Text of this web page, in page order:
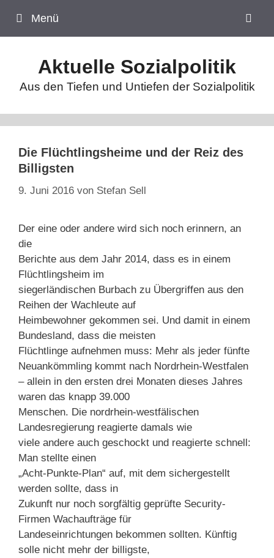
Inhalt
springen
Menü
Aktuelle Sozialpolitik
Aus den Tiefen und Untiefen der Sozialpolitik
Die Flüchtlingsheime und der Reiz des
Billigsten
9. Juni 2016 von Stefan Sell
Der eine oder andere wird sich noch erinnern, an
die
Berichte aus dem Jahr 2014, dass es in einem
Flüchtlingsheim im
siegerländischen Burbach zu Übergriffen aus den
Reihen der Wachleute auf
Heimbewohner gekommen sei. Und damit in einem
Bundesland, dass die meisten
Flüchtlinge aufnehmen muss: Mehr als jeder fünfte
Neuankömmling kommt nach Nordrhein-Westfalen
– allein in den ersten drei Monaten dieses Jahres
waren das knapp 39.000
Menschen. Die nordrhein-westfälischen
Landesregierung reagierte damals wie
viele andere auch geschockt und reagierte schnell:
Man stellte einen
„Acht-Punkte-Plan“ auf, mit dem sichergestellt
werden sollte, dass in
Zukunft nur noch sorgfältig geprüfte Security-
Firmen Wachaufträge für
Landeseinrichtungen bekommen sollten. Künftig
solle nicht mehr der billigste,